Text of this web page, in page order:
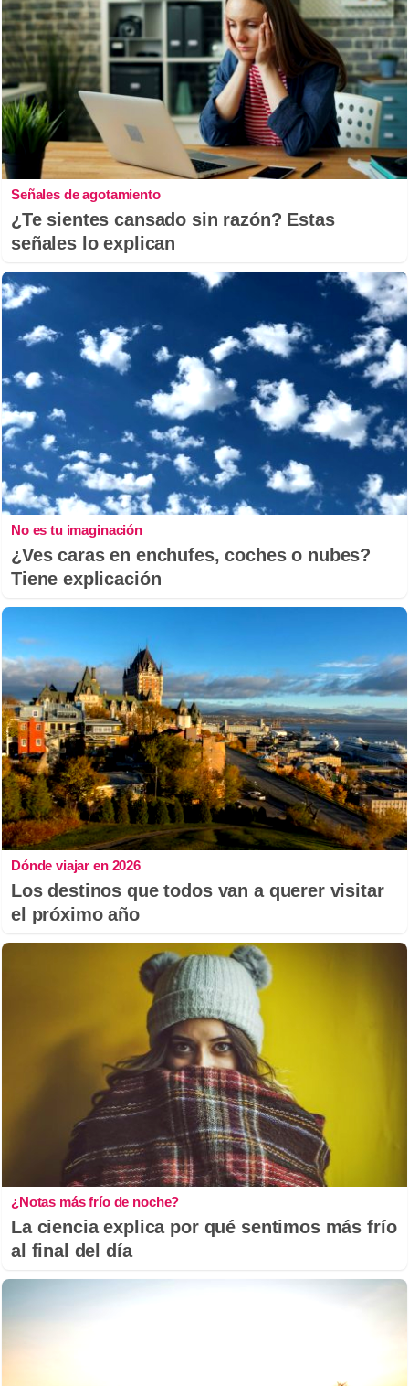
Señales de agotamiento
¿Te sientes cansado sin razón? Estas
señales lo explican
No es tu imaginación
¿Ves caras en enchufes, coches o nubes?
Tiene explicación
Dónde viajar en 2026
Los destinos que todos van a querer visitar
el próximo año
¿Notas más frío de noche?
La ciencia explica por qué sentimos más frío
al final del día